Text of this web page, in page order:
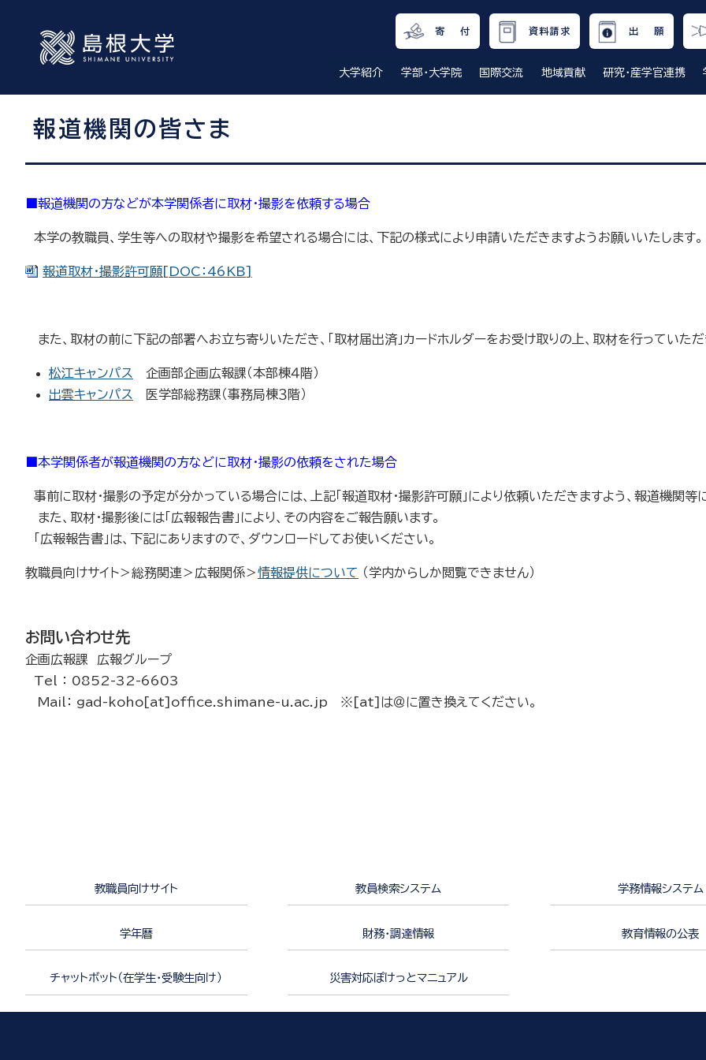
寄 付 資料請求 出 願
大学紹介 学部・大学院 国際交流 地域貢献 研究・産学官連携
報道機関の皆さま
■報道機関の方などが本学関係者に取材・撮影を依頼する場合
本学の教職員、学生等への取材や撮影を希望される場合には、下記の様式により申請いただきますようお願いいたします。
報道取材・撮影許可願[DOC：46KB]
また、取材の前に下記の部署へお立ち寄りいただき、「取材届出済」カードホルダーをお受け取りの上、取材を行っていただ
松江キャンパス
企画部企画広報課（本部棟４階）
出雲キャンパス
医学部総務課（事務局棟３階）
■本学関係者が報道機関の方などに取材・撮影の依頼をされた場合
事前に取材・撮影の予定が分かっている場合には、上記「報道取材・撮影許可願」により依頼いただきますよう、報道機関等
また、取材・撮影後には「広報報告書」により、その内容をご報告願います。
「広報報告書」は、下記にありますので、ダウンロードしてお使いください。
教職員向けサイト＞総務関連＞広報関係＞情報提供について （学内からしか閲覧できません）
お問い合わせ先
企画広報課 広報グループ
Tel ： 0852-32-6603
Mail： gad-koho[at]office.shimane-u.ac.jp ※[at]は＠に置き換えてください。
教職員向けサイト 教員検索システム 学務情報システム
学年暦 財務・調達情報 教育情報の公表
チャットボット（在学生・受験生向け） 災害対応ぽけっとマニュアル